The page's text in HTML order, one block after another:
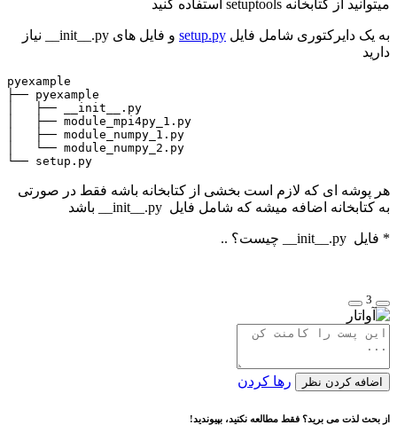
میتوانید از کتابخانه setuptools استفاده کنید
به یک دایرکتوری شامل فایل setup.py
و فایل های init__.py__ نیاز
دارید
pyexample
├── pyexample
│   ├── __init__.py
│   ├── module_mpi4py_1.py
│   ├── module_numpy_1.py
│   └── module_numpy_2.py
└── setup.py
هر پوشه ای که لازم است بخشی از کتابخانه باشه فقط در صورتی
به کتابخانه اضافه میشه که شامل فایل init__.py__ باشد
* فایل init__.py__ چیست؟ ..
3
اضافه کردن نظر رها کردن
از بحث لذت می برید؟ فقط مطالعه نکنید، بپیوندید!